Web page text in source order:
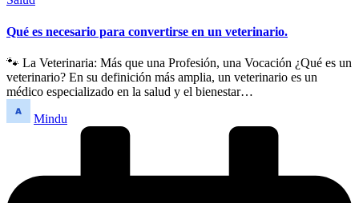
Qué es necesario para convertirse en un veterinario.
🐾 La Veterinaria: Más que una Profesión, una Vocación ¿Qué es un
veterinario? En su definición más amplia, un veterinario es un
médico especializado en la salud y el bienestar…
Publicado
Mindu